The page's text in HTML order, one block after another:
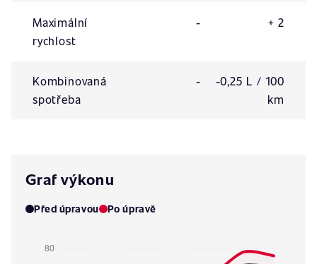
Maximální
rychlost
- + 2
Kombinovaná
spotřeba
-
-0,25 L / 100
km
Graf výkonu
Před úpravou Po úpravě
80